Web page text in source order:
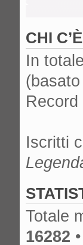
è
gio
dom
gio lug
cassa
CHI
In
Iscritti
Totale
16282